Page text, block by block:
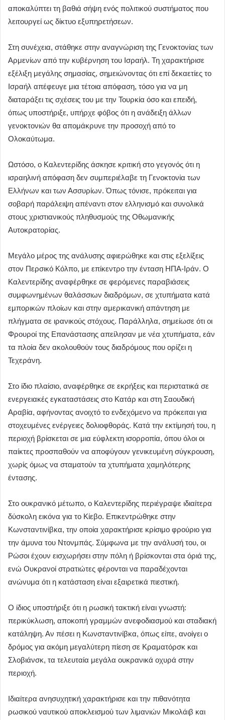
αποκαλύπτει τη βαθιά σήψη ενός πολιτικού συστήματος που
λειτουργεί ως δίκτυο εξυπηρετήσεων.
Στη συνέχεια, στάθηκε στην αναγνώριση της Γενοκτονίας των
Αρμενίων από την κυβέρνηση του Ισραήλ. Τη χαρακτήρισε
εξέλιξη μεγάλης σημασίας, σημειώνοντας ότι επί δεκαετίες το
Ισραήλ απέφευγε μια τέτοια απόφαση, τόσο για να μη
διαταράξει τις σχέσεις του με την Τουρκία όσο και επειδή,
όπως υποστήριξε, υπήρχε φόβος ότι η ανάδειξη άλλων
γενοκτονιών θα απομάκρυνε την προσοχή από το
Ολοκαύτωμα.
Ωστόσο, ο Καλεντερίδης άσκησε κριτική στο γεγονός ότι η
ισραηλινή απόφαση δεν συμπεριέλαβε τη Γενοκτονία των
Ελλήνων και των Ασσυρίων. Όπως τόνισε, πρόκειται για
σοβαρή παράλειψη απέναντι στον ελληνισμό και συνολικά
στους χριστιανικούς πληθυσμούς της Οθωμανικής
Αυτοκρατορίας.
Μεγάλο μέρος της ανάλυσης αφιερώθηκε και στις εξελίξεις
στον Περσικό Κόλπο, με επίκεντρο την ένταση ΗΠΑ-Ιράν. Ο
Καλεντερίδης αναφέρθηκε σε φερόμενες παραβιάσεις
συμφωνημένων θαλάσσιων διαδρόμων, σε χτυπήματα κατά
εμπορικών πλοίων και στην αμερικανική απάντηση με
πλήγματα σε ιρανικούς στόχους. Παράλληλα, σημείωσε ότι οι
Φρουροί της Επανάστασης απείλησαν με νέα χτυπήματα, εάν
τα πλοία δεν ακολουθούν τους διαδρόμους που ορίζει η
Τεχεράνη.
Στο ίδιο πλαίσιο, αναφέρθηκε σε εκρήξεις και περιστατικά σε
ενεργειακές εγκαταστάσεις στο Κατάρ και στη Σαουδική
Αραβία, αφήνοντας ανοιχτό το ενδεχόμενο να πρόκειται για
στοχευμένες ενέργειες δολιοφθοράς. Κατά την εκτίμησή του, η
περιοχή βρίσκεται σε μια εύφλεκτη ισορροπία, όπου όλοι οι
παίκτες προσπαθούν να αποφύγουν γενικευμένη σύγκρουση,
χωρίς όμως να σταματούν τα χτυπήματα χαμηλότερης
έντασης.
Στο ουκρανικό μέτωπο, ο Καλεντερίδης περιέγραψε ιδιαίτερα
δύσκολη εικόνα για το Κίεβο. Επικεντρώθηκε στην
Κωνσταντινίβκα, την οποία χαρακτήρισε κρίσιμο φρούριο για
την άμυνα του Ντονμπάς. Σύμφωνα με την ανάλυσή του, οι
Ρώσοι έχουν εισχωρήσει στην πόλη ή βρίσκονται στα όριά της,
ενώ Ουκρανοί στρατιώτες φέρονται να παραδέχονται
ανώνυμα ότι η κατάσταση είναι εξαιρετικά πιεστική.
Ο ίδιος υποστήριξε ότι η ρωσική τακτική είναι γνωστή:
περικύκλωση, αποκοπή γραμμών ανεφοδιασμού και σταδιακή
κατάληψη. Αν πέσει η Κωνσταντινίβκα, όπως είπε, ανοίγει ο
δρόμος για ακόμη μεγαλύτερη πίεση σε Κραματόρσκ και
Σλοβιάνσκ, τα τελευταία μεγάλα ουκρανικά οχυρά στην
περιοχή.
Ιδιαίτερα ανησυχητική χαρακτήρισε και την πιθανότητα
ρωσικού ναυτικού αποκλεισμού των λιμανιών Μικολάιβ και